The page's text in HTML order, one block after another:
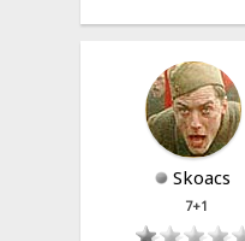
Skoacs
7+1